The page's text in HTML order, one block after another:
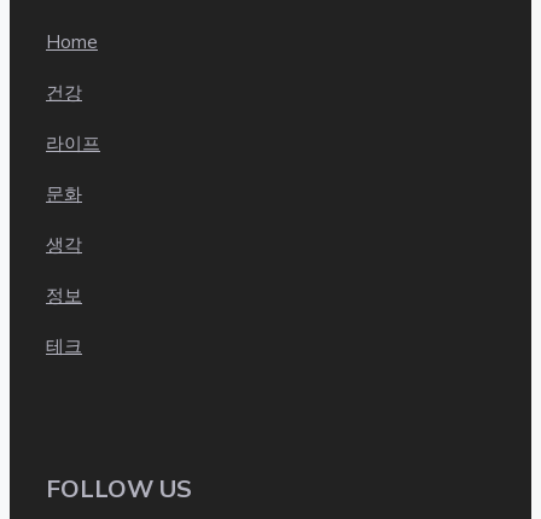
Home
건강
라이프
문화
생각
정보
테크
FOLLOW US